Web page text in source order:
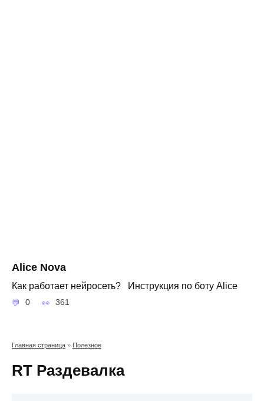
Главная страница » Полезное
RT Раздевалка
Alice Nova
Как работает нейросеть? Инструкция по боту Alice
0 361